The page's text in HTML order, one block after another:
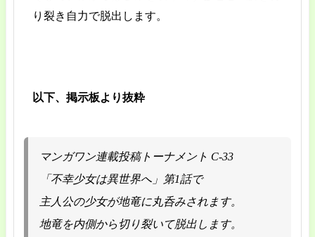
り裂き自力で脱出します。
以下、掲示板より抜粋
マンガワン連載投稿トーナメント C-33
「不幸少女は異世界へ」第1話で
主人公の少女が地竜に丸呑みされます。
地竜を内側から切り裂いて脱出します。